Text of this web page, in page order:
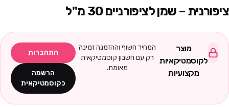
ציפורנית – שמן לציפורניים 30 מ"ל
מוצר
לקוסמטיקאיות
מקצועיות
המחיר חשוף וההזמנה זמינה
רק עם חשבון קוסמטיקאית
מאומת.
התחברות
הרשמה
כקוסמטיקאית